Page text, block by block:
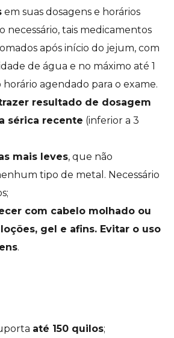
em suas dosagens e horários
necessário, tais medicamentos
após início do jejum, com
de água e no máximo até 1
horário agendado para o exame.
resultado de dosagem
sérica recente (inferior a 3
mais leves, que não
tipo de metal. Necessário
com cabelo molhado ou
gel e afins. Evitar o uso
.
até 150 quilos;